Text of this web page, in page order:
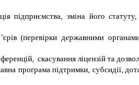
підприємства, зміна його
(перевірки державними
скасування ліцензій та
програма підтримки, субсидії,